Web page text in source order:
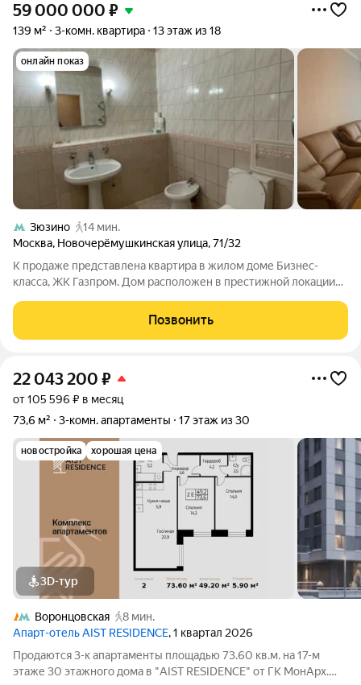
59 000 000 ₽
139 м² 3-комн. квартира 13 этаж из 18
онлайн показ
Зюзино
14 мин.
Москва, Новочерёмушкинская улица,71/32
К продаже представлена квартира в жилом доме Бизнес-
класса, ЖК Газпром. Дом расположен в престижной локации
требованиям, предъявляемым к домам бизнес -класса,
строили турки, сейчас новые ЖК намного
Позвонить
22 043 200 ₽
от 105 596 ₽ в месяц
73,6 м²
3-комн. апартаменты 17 этаж из 30
новостройка хорошая цена
3D-тур
Воронцовская
8 мин.
Апарт-отель AIST RESIDENCE, 1 квартал 2026
Продаются 3-к апартаменты площадью 73.60 кв.м. на 17-м
этаже 30 этажного дома в "AIST RESIDENCE" от ГК МонАрх.